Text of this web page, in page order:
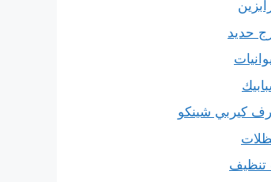
حديد
كيربي شينكو
تنظيف